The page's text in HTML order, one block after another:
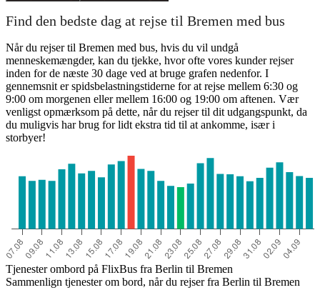
Find den bedste dag at rejse til Bremen med bus
Når du rejser til Bremen med bus, hvis du vil undgå
menneskemængder, kan du tjekke, hvor ofte vores kunder rejser
inden for de næste 30 dage ved at bruge grafen nedenfor. I
gennemsnit er spidsbelastningstiderne for at rejse mellem 6:30 og
9:00 om morgenen eller mellem 16:00 og 19:00 om aftenen. Vær
venligst opmærksom på dette, når du rejser til dit udgangspunkt, da
du muligvis har brug for lidt ekstra tid til at ankomme, især i
storbyer!
Tjenester ombord på FlixBus fra Berlin til Bremen
Sammenlign tjenester om bord, når du rejser fra Berlin til Bremen